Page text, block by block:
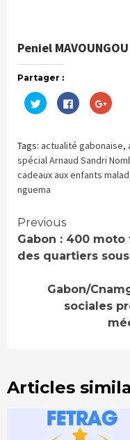
Peniel
Partager :
Cliquez
pour
partager
dans
une
nouvelle
fenêtre)
Cliquez
pour
partager
dans
une
nouvelle
fenêtre)
Cliquez
pour
dans
une
Tags: actualité gabonaise,
spécial Arnaud Sandri
cadeaux aux enfants
nguema
Continue
Reading
Previous
Gabon : 400
des quartiers
Gabon/
sociales
Articles